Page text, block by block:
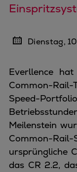
Dienstag,
Everllence
Common-
Speed-
Meilenstein
Common-
ursprüngliche
das CR 2.2,